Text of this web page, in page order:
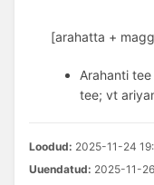
[arahatta +
Arahanti
tee; vt
Loodud: 2025-11-24
Uuendatud: 2025-11-